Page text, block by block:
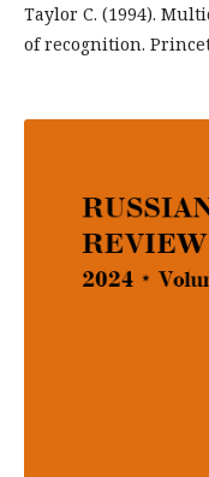
Taylor C. (1994).
of recognition.